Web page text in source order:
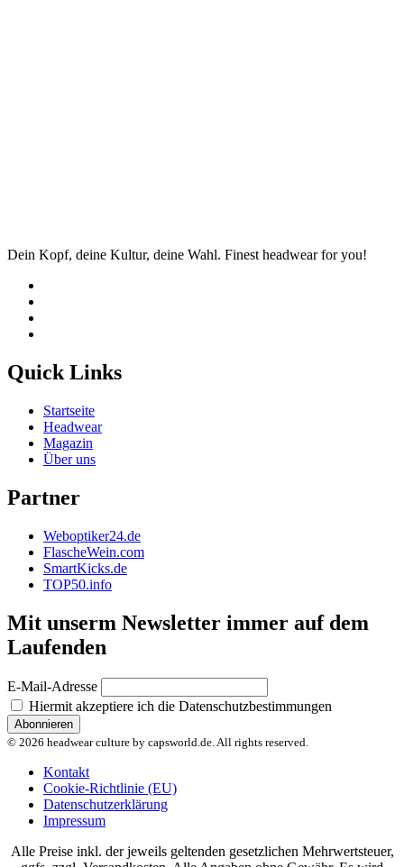
Dein Kopf, deine Kultur, deine Wahl. Finest headwear for you!
Quick Links
Startseite
Headwear
Magazin
Über uns
Partner
Weboptiker24.de
FlascheWein.com
SmartKicks.de
TOP50.info
Mit unserm Newsletter immer auf dem
Laufenden
E-Mail-Adresse
Hiermit akzeptiere ich die Datenschutzbestimmungen
© 2026 headwear culture by capsworld.de. All rights reserved.
Kontakt
Cookie-Richtlinie (EU)
Datenschutzerklärung
Impressum
Alle Preise inkl. der jeweils geltenden gesetzlichen Mehrwertsteuer,